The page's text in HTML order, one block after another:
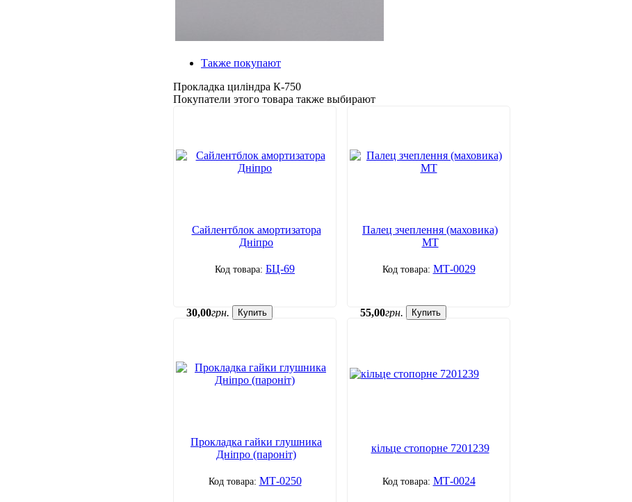
Также покупают
Прокладка циліндра К-750
Покупатели этого товара также выбирают
Сайлентблок амортизатора
Дніпро
БЦ-69
30,00грн. Купить
Палец зчеплення (маховика)
МТ
МТ-0029
55,00грн. Купить
Прокладка гайки глушника
Дніпро (пароніт)
МТ-0250
кільце стопорне 7201239
МТ-0024